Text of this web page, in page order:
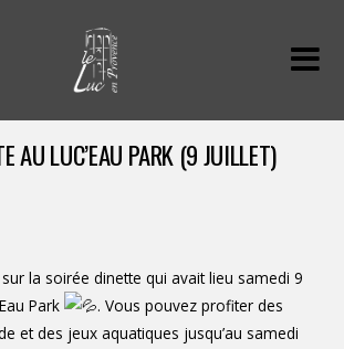
AU LUC’EAU PARK (9 JUILLET)
la soirée dinette qui avait lieu samedi 9
Park
. Vous pouvez profiter des
et des jeux aquatiques jusqu’au samedi